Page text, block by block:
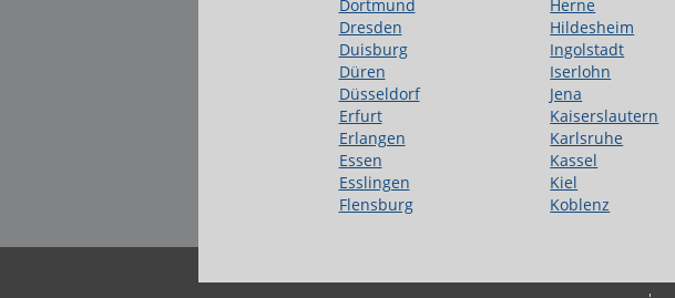
Dortmund
Dresden
Duisburg
Düren
Düsseldorf
Erfurt
Erlangen
Essen
Esslingen
Flensburg
Herne
Hildesheim
Ingolstadt
Iserlohn
Jena
Kaiserslautern
Karlsruhe
Kassel
Kiel
Koblenz